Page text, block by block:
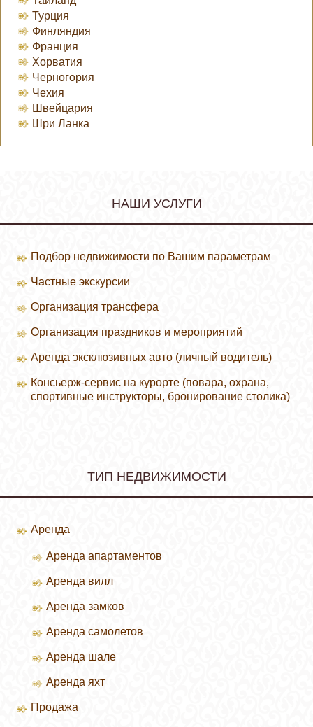
Турция
Финляндия
Франция
Хорватия
Черногория
Чехия
Швейцария
Шри Ланка
НАШИ УСЛУГИ
Подбор недвижимости по Вашим параметрам
Частные экскурсии
Организация трансфера
Организация праздников и мероприятий
Аренда эксклюзивных авто (личный водитель)
Консьерж-сервис на курорте (повара, охрана,
спортивные инструкторы, бронирование столика)
ТИП НЕДВИЖИМОСТИ
Аренда
Аренда апартаментов
Зимние курорты
Летние курорты
Аренда вилл
Аренда замков
Аренда самолетов
Аренда шале
Аренда яхт
Продажа